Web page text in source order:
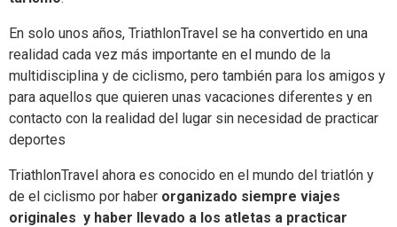
En solo unos años, TriathlonTravel se ha convertido en una
realidad cada vez más importante en el mundo de la
multidisciplina y de ciclismo, pero también para los amigos y
para aquellos que quieren unas vacaciones diferentes y en
contacto con la realidad del lugar sin necesidad de practicar
deportes
TriathlonTravel ahora es conocido en el mundo del triatlón y
de el ciclismo por haber organizado siempre viajes
originales y haber llevado a los atletas a practicar